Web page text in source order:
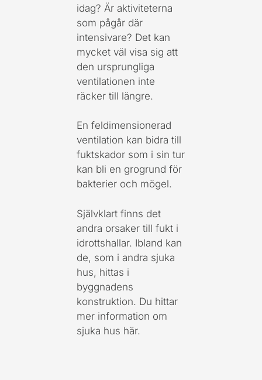
idag? Är aktiviteterna
som pågår där
intensivare? Det kan
mycket väl visa sig att
den ursprungliga
ventilationen inte
räcker till längre.
En feldimensionerad
ventilation kan bidra till
fuktskador som i sin tur
kan bli en grogrund för
bakterier och mögel.
Självklart finns det
andra orsaker till fukt i
idrottshallar. Ibland kan
de, som i andra sjuka
hus, hittas i
byggnadens
konstruktion. Du hittar
mer information om
sjuka hus här.